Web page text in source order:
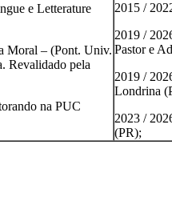
2015 /
2019 /
Pastor e
2019 /
Londrina
2023 /
(PR);
e Letterature
Moral – (Pont. Univ.
Revalidado pela
na PUC